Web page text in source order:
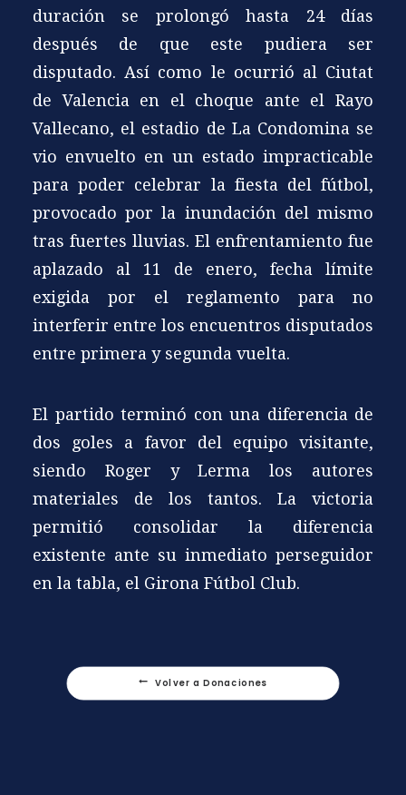
duración se prolongó hasta 24 días
después de que este pudiera ser
disputado. Así como le ocurrió al Ciutat
de Valencia en el choque ante el Rayo
Vallecano, el estadio de La Condomina se
vio envuelto en un estado impracticable
para poder celebrar la fiesta del fútbol,
provocado por la inundación del mismo
tras fuertes lluvias. El enfrentamiento fue
aplazado al 11 de enero, fecha límite
exigida por el reglamento para no
interferir entre los encuentros disputados
entre primera y segunda vuelta.
El partido terminó con una diferencia de
dos goles a favor del equipo visitante,
siendo Roger y Lerma los autores
materiales de los tantos. La victoria
permitió consolidar la diferencia
existente ante su inmediato perseguidor
en la tabla, el Girona Fútbol Club.
Volver a Donaciones